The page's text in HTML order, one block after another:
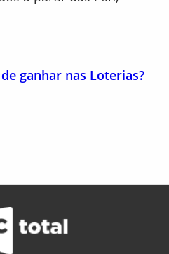
ganhar nas Loterias?